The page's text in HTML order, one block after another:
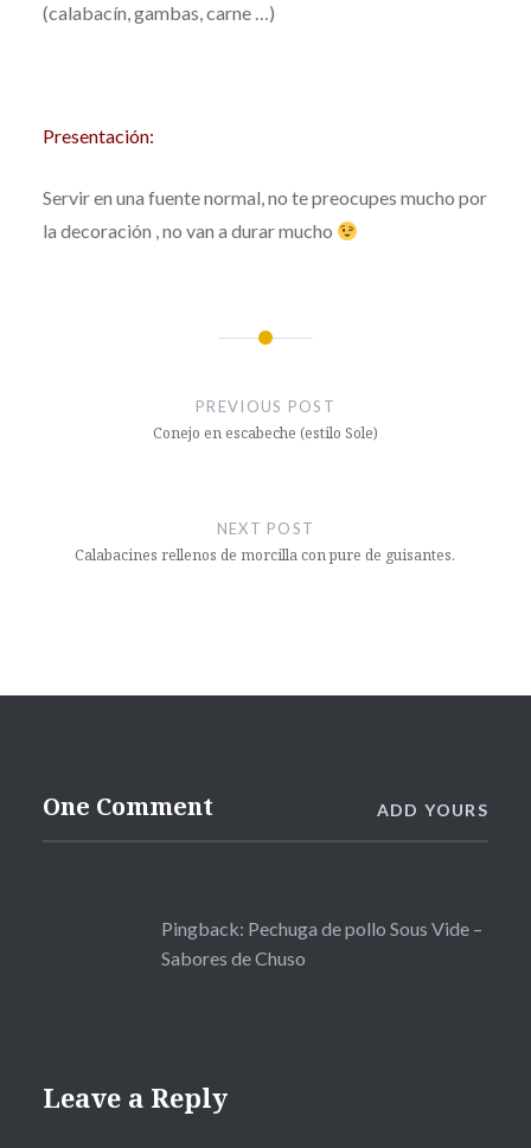
(calabacín, gambas, carne …)
Presentación:
Servir en una fuente normal, no te preocupes mucho por
la decoración , no van a durar mucho
PREVIOUS POST
Conejo en escabeche (estilo Sole)
NEXT POST
Calabacines rellenos de morcilla con pure de guisantes.
One Comment ADD YOURS
Pingback: Pechuga de pollo Sous Vide –
Sabores de Chuso
Leave a Reply